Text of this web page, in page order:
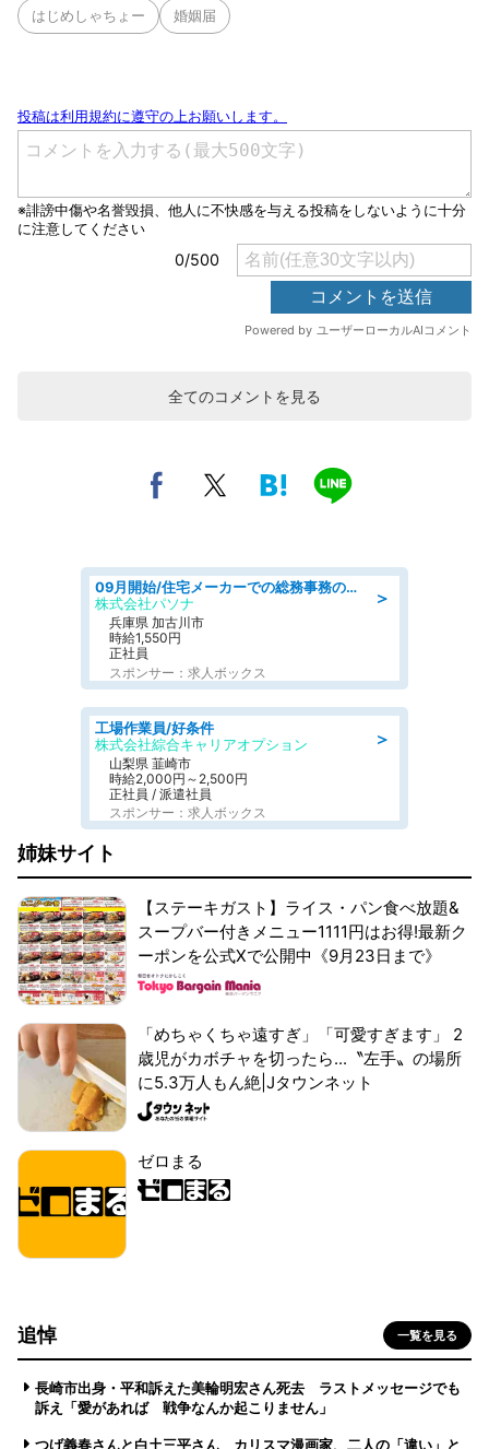
はじめしゃちょー 婚姻届
全てのコメントを見る
＞
09月開始/住宅メーカーでの総務事務のお仕事/駅近/車通勤可/一般事務/人事労務
株式会社パソナ
兵庫県 加古川市
時給1,550円
正社員
スポンサー：求人ボックス
＞
工場作業員/好条件
株式会社綜合キャリアオプション
山梨県 韮崎市
時給2,000円～2,500円
正社員 / 派遣社員
スポンサー：求人ボックス
姉妹サイト
【ステーキガスト】ライス・パン食べ放題&
スープバー付きメニュー1111円はお得!最新ク
ーポンを公式Xで公開中《9月23日まで》
「めちゃくちゃ遠すぎ」「可愛すぎます」 2
歳児がカボチャを切ったら...〝左手〟の場所
に5.3万人もん絶|Jタウンネット
ゼロまる
追悼 一覧を見る
長崎市出身・平和訴えた美輪明宏さん死去 ラストメッセージでも
訴え「愛があれば 戦争なんか起こりません」
つげ義春さんと白土三平さん カリスマ漫画家、二人の「違い」と